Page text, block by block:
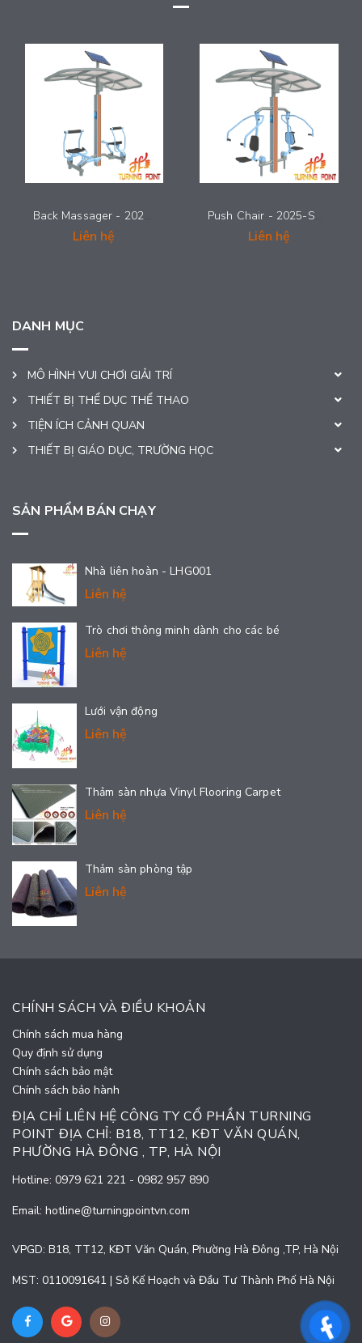
Back Massager - 2025-SMG-011
Liên hệ
Push Chair - 2025-SMG-010
Liên hệ
DANH MỤC
MÔ HÌNH VUI CHƠI GIẢI TRÍ
THIẾT BỊ THỂ DỤC THỂ THAO
TIỆN ÍCH CẢNH QUAN
THIẾT BỊ GIÁO DỤC, TRƯỜNG HỌC
SẢN PHẨM BÁN CHẠY
Nhà liên hoàn - LHG001
Liên hệ
Trò chơi thông minh dành cho các bé
Liên hệ
Lưới vận động
Liên hệ
Thảm sàn nhựa Vinyl Flooring Carpet
Liên hệ
Thảm sàn phòng tập
Liên hệ
CHÍNH SÁCH VÀ ĐIỀU KHOẢN
Chính sách mua hàng
Quy định sử dụng
Chính sách bảo mật
Chính sách bảo hành
ĐỊA CHỈ LIÊN HỆ CÔNG TY CỔ PHẦN TURNING
POINT ĐỊA CHỈ: B18, TT12, KĐT VĂN QUÁN,
PHƯỜNG HÀ ĐÔNG , TP, HÀ NỘI
Hotline: 0979 621 221 - 0982 957 890
Email: hotline@turningpointvn.com
VPGD: B18, TT12, KĐT Văn Quán, Phường Hà Đông ,TP, Hà Nội
MST: 0110091641 | Sở Kế Hoạch và Đầu Tư Thành Phố Hà Nội